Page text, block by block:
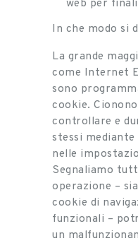
web per
In che modo si
La grande
come Internet
sono
cookie.
controllare e
stessi mediante
nelle
Segnaliamo
operazione –
cookie di
funzionali –
un